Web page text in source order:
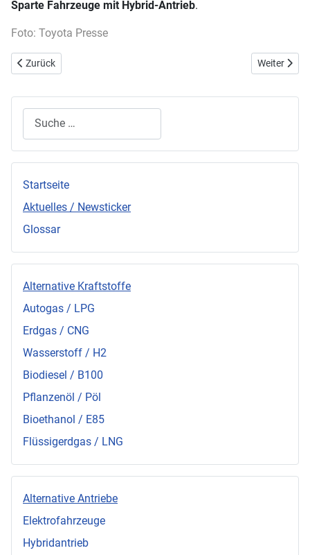
Sparte Fahrzeuge mit Hybrid-Antrieb.
Foto: Toyota Presse
Vorheriger Beitrag: Nissan LEAF: Produktionsstart noch in diesem
Zurück Nächster
Weiter
Suchen
Startseite
Aktuelles / Newsticker
Glossar
Alternative Kraftstoffe
Autogas / LPG
Erdgas / CNG
Wasserstoff / H2
Biodiesel / B100
Pflanzenöl / Pöl
Bioethanol / E85
Flüssigerdgas / LNG
Alternative Antriebe
Elektrofahrzeuge
Hybridantrieb